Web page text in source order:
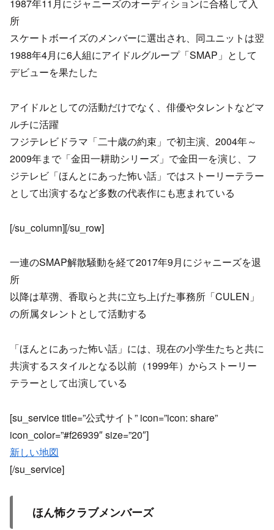
1987年11月にジャニーズのオーディションに合格して入
所
スケートボーイズのメンバーに選出され、同ユニットは翌
1988年4月に6人組にアイドルグループ「SMAP」として
デビューを果たした
アイドルとしての活動だけでなく、俳優やタレントなどマ
ルチに活躍
フジテレビドラマ「二十歳の約束」で初主演、2004年～
2009年まで「金田一耕助シリーズ」で金田一を演じ、フ
ジテレビ「ほんとにあった怖い話」ではストーリーテラー
として出演するなど多数の代表作にも恵まれている
[/su_column][/su_row]
一連のSMAP解散騒動を経て2017年9月にジャニーズを退
所
以降は草彅、香取らと共に立ち上げた事務所「CULEN」
の所属タレントとして活動する
「ほんとにあった怖い話」には、現在の小学生たちと共に
共演するスタイルとなる以前（1999年）からストーリー
テラーとして出演している
[su_service title=”公式サイト” icon=”icon: share”
icon_color=”#f26939″ size=”20″]
新しい地図
[/su_service]
ほん怖クラブメンバーズ